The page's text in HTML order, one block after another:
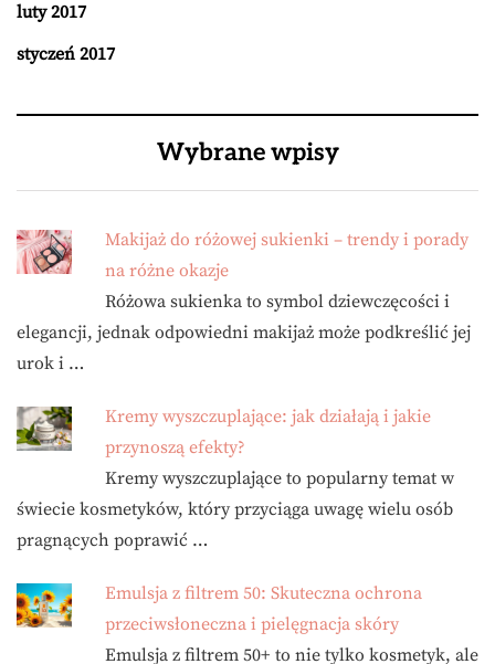
luty 2017
styczeń 2017
Wybrane wpisy
Makijaż do różowej sukienki – trendy i porady
na różne okazje
Różowa sukienka to symbol dziewczęcości i
elegancji, jednak odpowiedni makijaż może podkreślić jej
urok i …
Kremy wyszczuplające: jak działają i jakie
przynoszą efekty?
Kremy wyszczuplające to popularny temat w
świecie kosmetyków, który przyciąga uwagę wielu osób
pragnących poprawić …
Emulsja z filtrem 50: Skuteczna ochrona
przeciwsłoneczna i pielęgnacja skóry
Emulsja z filtrem 50+ to nie tylko kosmetyk, ale